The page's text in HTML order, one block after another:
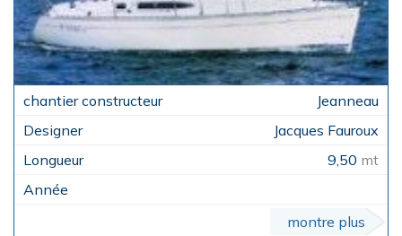
Jeanneau
Jacques Fauroux
9,50 mt
montre plus